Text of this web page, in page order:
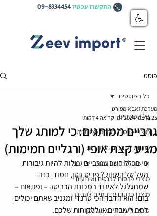
התקשרו עכשיו09-8334454
פוסט
כל הפוסטים
מוצרי פרסום ומתנות ממותגות
מתנות לעובדים וללקוחות
חדשות וטרנדים במוצרי פרסום
מוצרי פרסום לכנסים ואירועים
מוצרי פרסום ידידותיים לסביבה
טיפים ורעיונות למיתוג נכון
כל הפוסטים
גרביים ממותגים: כי למותג שלך
מגיע קצת אופי (ורגליים חמימות)
מערכת זאב אימפורט
25 בדצמ׳ 2024
זמן קריאה 4 דקות
מי בכלל חשב שגרביים יכולות להיות גיבורות
העל של השיווק? פריט קטן, חמוד, כזה
שמתגלגל לאיבוד במכונת הכביסה – ופתאום –
בום! הוא הדבר הכי טרנדי ומגניב שאתם יכולים
לתת לעובדים או ללקוחות שלכם.